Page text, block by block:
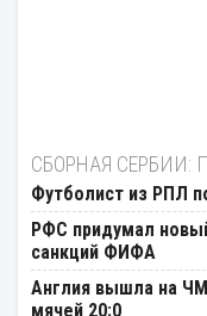
СБОРНАЯ СЕРБИИ:
Футболист из РПЛ
РФС придумал
санкций ФИФА
Англия вышла на
мячей 20:0